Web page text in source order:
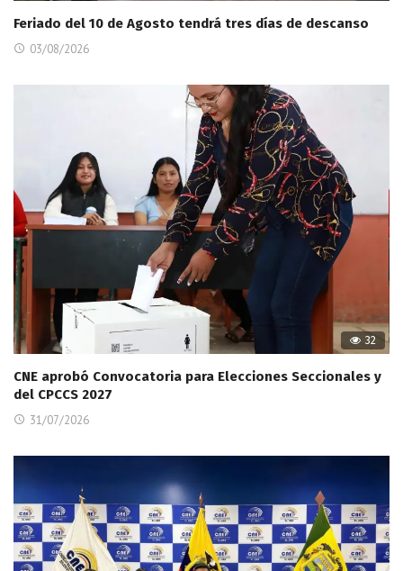
Feriado del 10 de Agosto tendrá tres días de descanso
03/08/2026
32
CNE aprobó Convocatoria para Elecciones Seccionales y
del CPCCS 2027
31/07/2026